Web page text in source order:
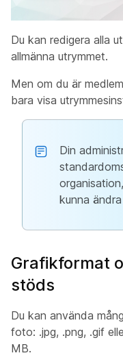
Du kan redigera alla
allmänna utrymmet.
Men om du är
bara visa
Din
kunna
Grafikformat
stöds
Du kan använda
foto: .jpg, .png, .gif
MB.